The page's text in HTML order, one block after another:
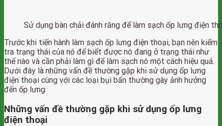
Sử dụng bàn chải đánh răng để làm sạch ốp lưng điện
Trước khi tiến hành làm sạch ốp lưng điện thoại, bạn nên kiểm
tra trạng thái của nó để biết được nó đang ở trạng thái như
thế nào và cần phải làm gì để làm sạch nó một cách hiệu quả.
Dưới đây là những vấn đề thường gặp khi sử dụng ốp lưng
điện thoại cùng với các loại bụi bẩn thường gây ảnh hưởng
đến ốp lưng:
Những vấn đề thường gặp khi sử dụng ốp lưng
điện thoại